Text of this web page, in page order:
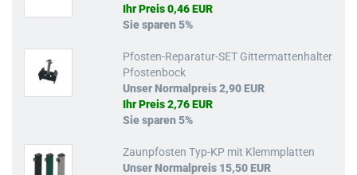
Ihr Preis 0,46 EUR
Sie sparen 5%
Pfosten-Reparatur-SET Gittermattenhalter
Pfostenbock
Unser Normalpreis 2,90 EUR
Ihr Preis 2,76 EUR
Sie sparen 5%
Zaunpfosten Typ-KP mit Klemmplatten
Unser Normalpreis 15,50 EUR